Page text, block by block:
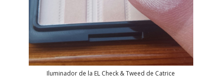
Iluminador de la EL Check & Tweed de Catrice